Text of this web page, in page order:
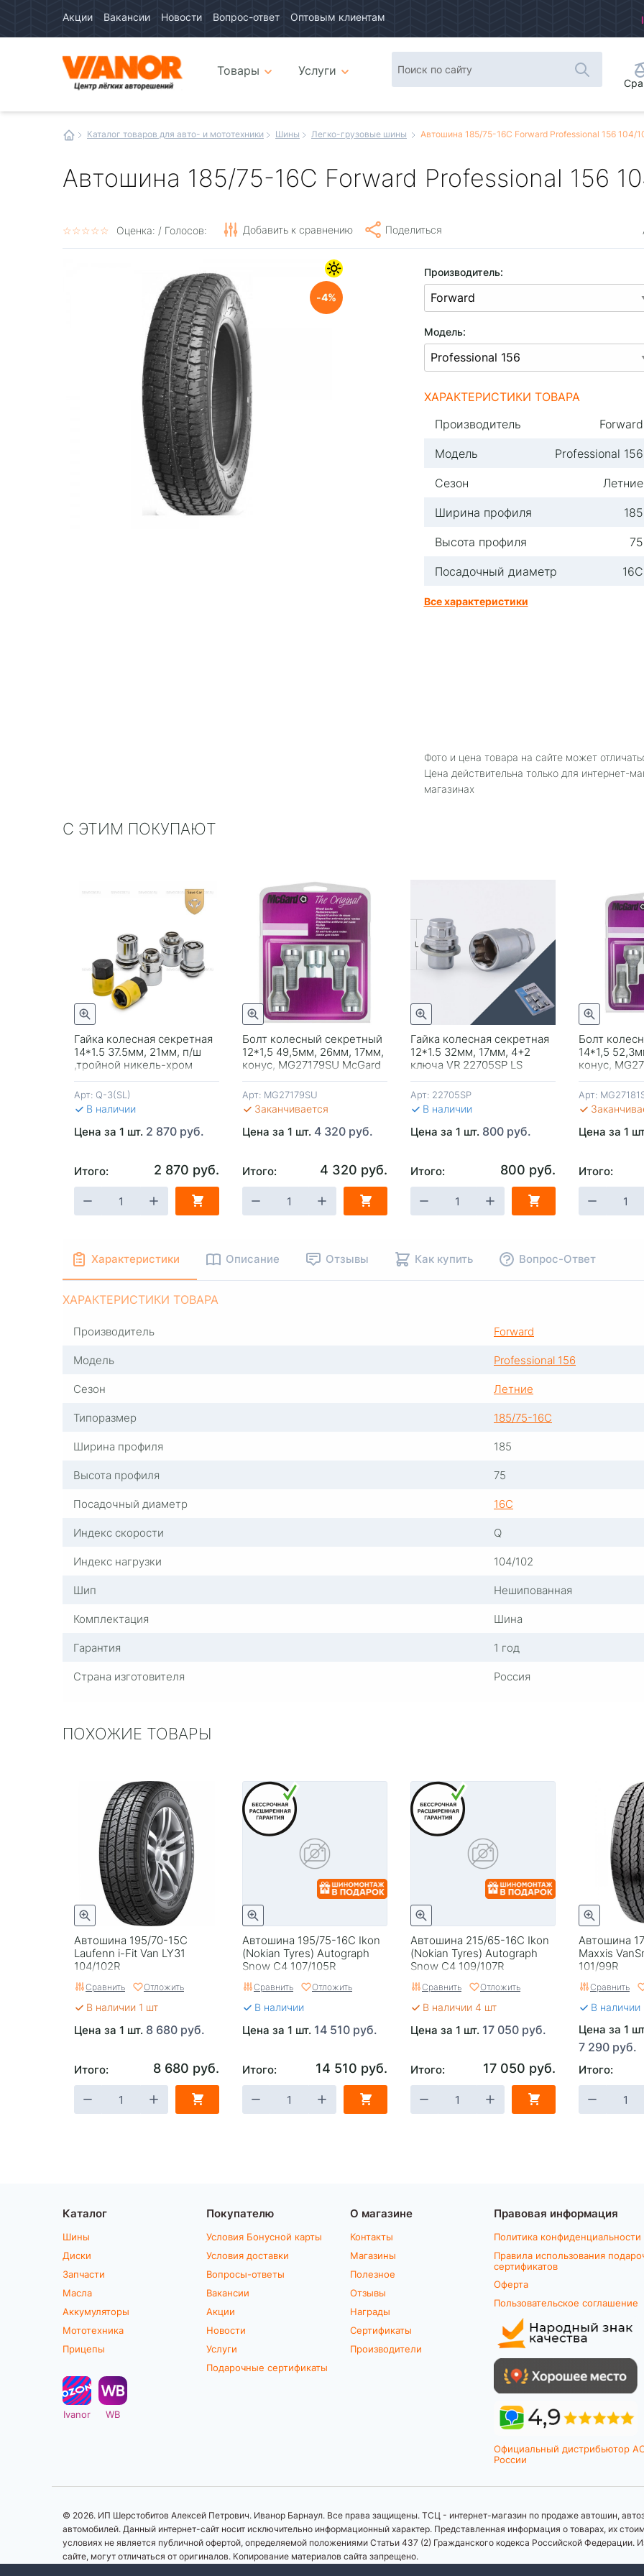
Акции Вакансии Новости Вопрос-ответ Оптовым клиентам
интернетТовары
Услуги
Каталог товаров для авто- и мототехники Шины Легко-грузовые шины Автошина 185/75-16C Forward Professional 156 104/
Автошина 185/75-16C Forward Professional 156
☆☆☆☆☆
★★★★★ Оценка: / Голосов: Добавить к сравнению Поделиться
4
Производитель:
Модель:
ХАРАКТЕРИСТИКИ ТОВАРА
Производитель
Forward
Модель
Professional 156
Сезон
Летние
Ширина профиля
185
Высота профиля
75
Посадочный диаметр
16С
Все характеристики
Фото и цена товара на сайте может
Цена действительна только для интернет-
магазинах
С ЭТИМ ПОКУПАЮТ
Гайка колесная секретная
14*1.5 37.5мм, 21мм, п/ш
,тройной никель-хром
Арт: Q-3(SL)
В наличии
Цена за 1 шт. 2 870 руб.
Итого: 2 870 руб.
Болт колесный секретный
12*1,5 49,5мм, 26мм, 17мм,
конус, MG27179SU McGard
Арт: MG27179SU
Заканчивается
Цена за 1 шт. 4 320 руб.
Итого: 4 320 руб.
Гайка колесная секретная
12*1.5 32мм, 17мм, 4+2
ключа VR 22705SP LS
Арт: 22705SP
В наличии
Цена за 1 шт. 800 руб.
Итого: 800 руб.
Болт
14*1,5
конус,
Арт:
Цена за 1
Итого:
+ В КОРЗИНУ - + В КОРЗИНУ
Быстрый просмотр
- + В КОРЗИНУ
Быстрый просмотр
- + В
Характеристики Описание Отзывы Как купить Вопрос-Ответ
ХАРАКТЕРИСТИКИ ТОВАРА
Производитель
Forward
Модель
Professional 156
Сезон
Летние
Типоразмер
185/75-16С
Ширина профиля
185
Высота профиля
75
Посадочный диаметр
16С
Индекс скорости
Q
Индекс нагрузки
104/102
Шип
Нешипованная
Комплектация
Шина
Гарантия
1 год
Страна изготовителя
Россия
ПОХОЖИЕ ТОВАРЫ
Автошина 195/70-15C
Laufenn i-Fit Van LY31
104/102R
Сравнить Отложить
В наличии 1 шт
Цена за 1 шт. 8 680 руб.
Итого: 8 680 руб.
Автошина 195/75-16C Ikon
(Nokian Tyres) Autograph
Snow C4 107/105R
Сравнить Отложить
В наличии
Цена за 1 шт. 14 510 руб.
Итого: 14 510 руб.
Автошина 215/65-16C Ikon
(Nokian Tyres) Autograph
Snow C4 109/107R
Сравнить Отложить
В наличии 4 шт
Цена за 1 шт. 17 050 руб.
Итого: 17 050 руб.
Автошина
Maxxis
101/99R
Сравнить
В наличии
Цена за 1
7 290 руб.
Итого:
Каталог
Шины
Диски
Запчасти
Масла
Аккумуляторы
Мототехника
Прицепы
Ivanor WB
Покупателю
Условия Бонусной карты
Условия доставки
Вопросы-ответы
Вакансии
Акции
Новости
Услуги
Подарочные сертификаты
О магазине
Контакты
Магазины
Полезное
Отзывы
Награды
Сертификаты
Производители
Правовая информация
Политика конфиденциальности
Правила использования
сертификатов
Оферта
Пользовательское соглашение
Официальный дистрибьютор
России
© 2026. ИП Шерстобитов Алексей Петрович. Иванор Барнаул. Все права защищены. ТСЦ - интернет-магазин по продаже автошин,
автомобилей. Данный интернет-сайт носит исключительно информационный характер. Представленная информация о товарах, их
условиях не является публичной офертой, определяемой положениями Статьи 437 (2) Гражданского кодекса Российской Федерации.
сайте, могут отличаться от оригиналов. Копирование материалов сайта запрещено.